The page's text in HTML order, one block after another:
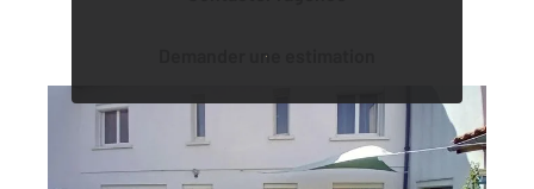
Demander une estimation
LA ROCHELLE 17
177 m , 6 pièces